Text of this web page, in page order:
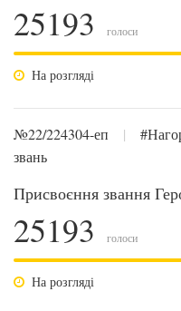
25193 голоси
На розгляді
№22/224304-еп |
звань
Присвоєння звання
25193 голоси
На розгляді